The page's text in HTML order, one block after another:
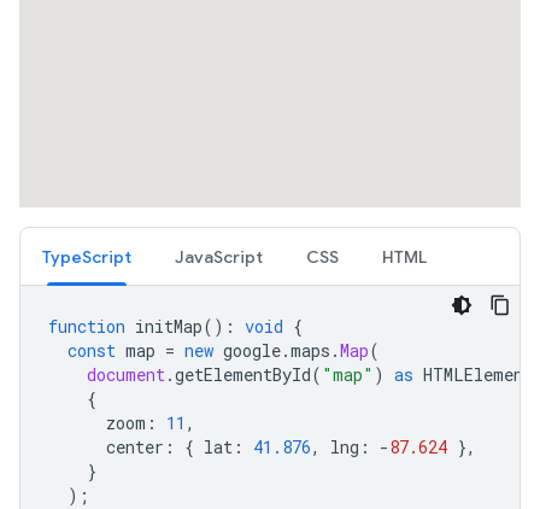
TypeScript JavaScript CSS HTML
function initMap() : void {
const map = new google.maps .Map(
document.getElementById( "map" ) as HTMLElement
{
zoom : 11 ,
center : { lat : 41.876, lng : -87.624 },
}
);